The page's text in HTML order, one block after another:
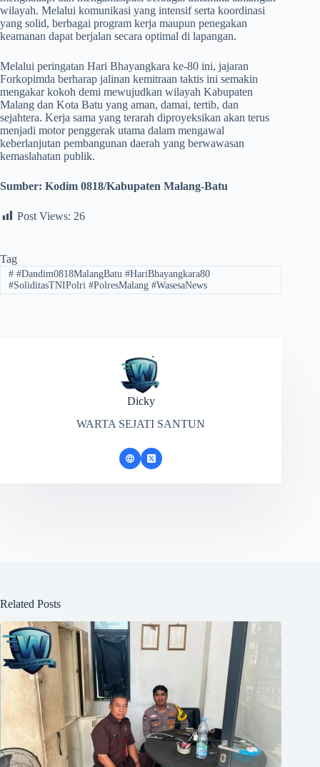
wilayah. Melalui komunikasi yang intensif serta koordinasi
yang solid, berbagai program kerja maupun penegakan
keamanan dapat berjalan secara optimal di lapangan.
​Melalui peringatan Hari Bhayangkara ke-80 ini, jajaran
Forkopimda berharap jalinan kemitraan taktis ini semakin
mengakar kokoh demi mewujudkan wilayah Kabupaten
Malang dan Kota Batu yang aman, damai, tertib, dan
sejahtera. Kerja sama yang terarah diproyeksikan akan terus
menjadi motor penggerak utama dalam mengawal
keberlanjutan pembangunan daerah yang berwawasan
kemaslahatan publik.
Sumber: Kodim 0818/Kabupaten Malang-Batu
Post Views: 26
Tag
##Dandim0818MalangBatu #HariBhayangkara80
#SoliditasTNIPolri #PolresMalang #WasesaNews
Dicky
WARTA SEJATI SANTUN
Related Posts